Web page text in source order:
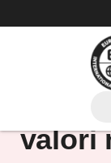
al
valori